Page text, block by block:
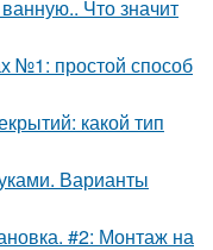
Что значит
№1: простой способ
какой тип
Варианты
#2: Монтаж на